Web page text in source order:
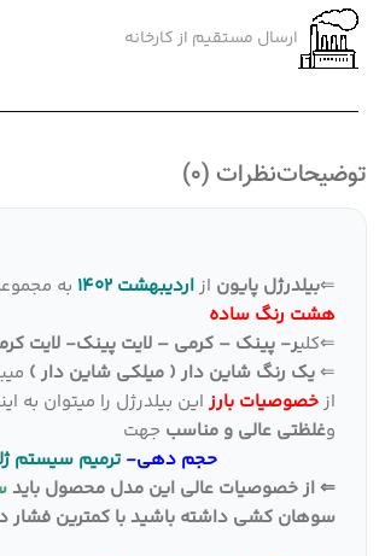
ارسال مستقیم از کارخانه
توضیحاتنظرات (0)
⇐بیلدرژل پایون ازاردیبهشت 1402 به
هشت رنگ ساده
⇐کلیر- پینک – کرمی – لایت پینک- لایت
⇐یک رنگ شاین دار ( میلکی شاین دار )
ازخصوصیات بارزاین بیلدرژل را میتوان به
وغلظتی عالی و مناسب جهت
حجم دهی-ترمیم سیستم
⇐ از خصوصیات عالی این مدل محصول باید
سوهان کشی داشته باشید با کمترین فشار